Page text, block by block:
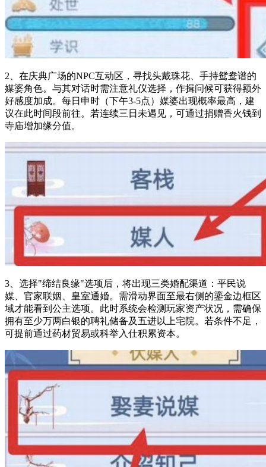
2、在庆典广场的NPC互动区，寻找头戴珠花、手持鸳鸯谱的
媒婆角色。与其对话时需注意礼仪选择，作揖问候可获得额外
好感度加成。每日申时（下午3-5点）媒婆出现概率最高，建
议在此时间段前往。若连续三日未遇见，可通过捐赠香火钱到
寺庙增加缘分值。
3、选择"缔结良缘"选项后，将出现三类婚配渠道：平民说
媒、官家联姻、皇室通婚。需滑动界面至最右侧的鎏金边框区
域才能看到公主选项。此时系统会检测玩家资产状况，需确保
拥有至少万两白银的聘礼储备及五进以上宅院。若条件不足，
可提前通过药材贸易或科举入仕积累资本。